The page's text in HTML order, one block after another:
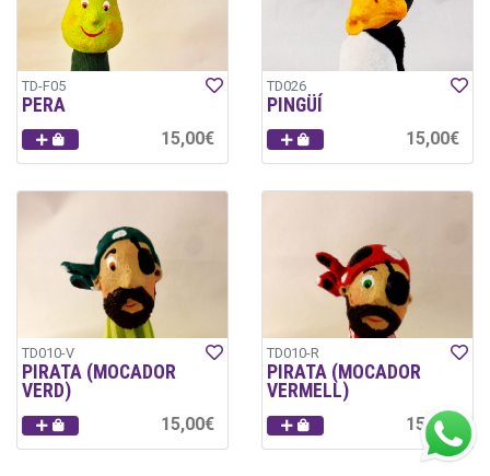
TD-F05
PERA
15,00€
TD026
PINGÜÍ
15,00€
TD010-V
PIRATA (MOCADOR
VERD)
15,00€
TD010-R
PIRATA (MOCADOR
VERMELL)
15,00€